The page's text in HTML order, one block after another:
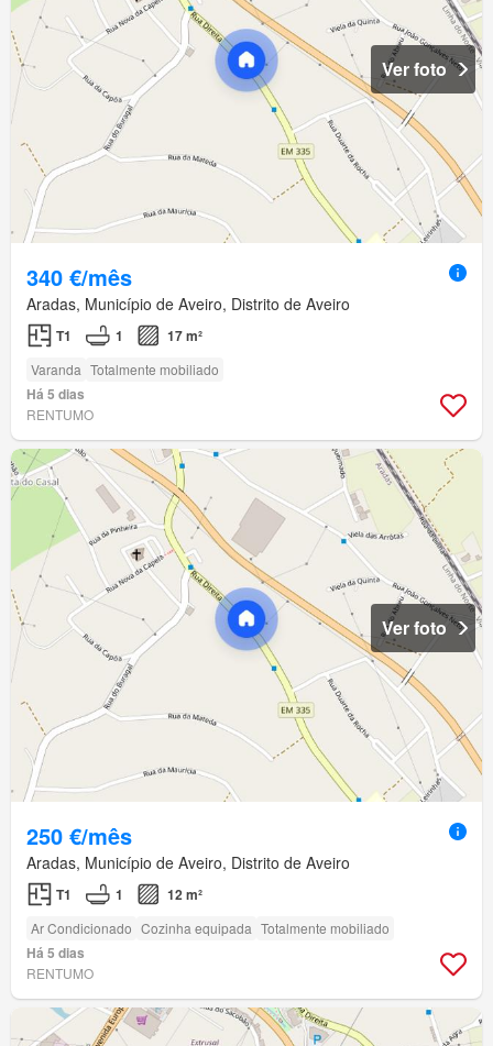
Ver foto
340 €/mês
Aradas, Município de Aveiro, Distrito de Aveiro
T1 1 17 m²
Varanda Totalmente mobiliado
Há 5 dias
RENTUMO
Ver foto
250 €/mês
Aradas, Município de Aveiro, Distrito de Aveiro
T1 1 12 m²
Ar Condicionado Cozinha equipada Totalmente mobiliado
Há 5 dias
RENTUMO